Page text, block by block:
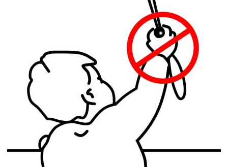
ВНИМАНИЕ! Малките деца могат да бъдат
удушени от примки в дърпащи въжета, вериги,
ленти и вътрешния кабел, който управлява този
продукт. За да избегнете удушаване и оплитане,
дръжте кабелите далеч от обсега на малки деца.
Шнурите могат да се увият около врата на
детето. Преместете леглата, креватчетата и
мебелите далеч от въжетата за покриване на
прозорци. Не завързвайте кабелите заедно.
Уверете се, че кабелите не се усукват и
образуват примка. ВНИМАНИЕ! Децата може
да се задушат, ако това предпазно устройство не
е инсталирано. Винаги използвайте това
устройство, за да задържате шнуровете или
верижките на място, недостъпно за деца.